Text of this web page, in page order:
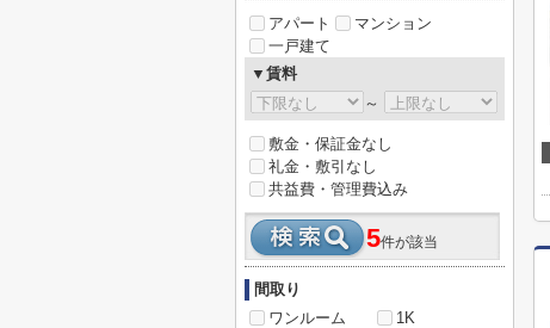
アパート
マンション
一戸建て
▼賃料
～
敷金・保証金なし
礼金・敷引なし
共益費・管理費込み
5件が該当
間取り
ワンルーム
1K